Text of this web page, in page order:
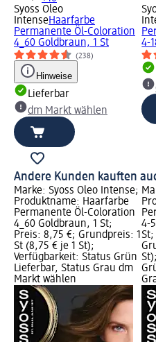
Syoss Oleo
IntenseHaarfarbe
Permanente Öl-Coloration
4_60 Goldbraun, 1 St
(238)
Hinweise
Lieferbar
dm Markt wählen
4-
Andere Kunden kauften
Marke: Syoss Oleo Intense;
Produktname: Haarfarbe
Permanente Öl-Coloration
4_60 Goldbraun, 1 St;
Preis: 8,75 €; Grundpreis: 1
St (8,75 € je 1 St);
Verfügbarkeit: Status Grün
Lieferbar, Status Grau dm
Markt wählen
4-